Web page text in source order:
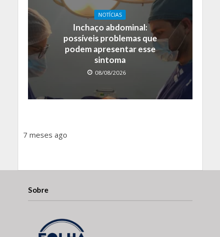
NOTÍCIAS
Inchaço abdominal:
possíveis problemas que
podem apresentar esse
sintoma
08/08/2026
7 meses ago
Sobre